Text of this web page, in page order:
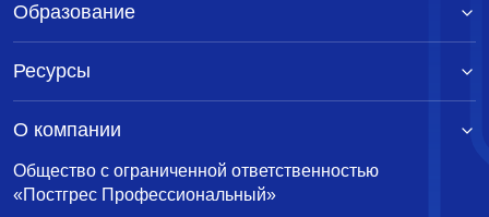
Общество с ограниченной ответственностью
«Постгрес Профессиональный»
Образование
Ресурсы
О компании